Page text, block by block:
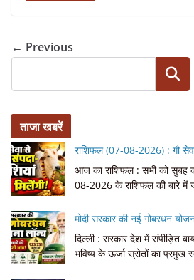
← Previous
Search
ताजा खबरें
राशिफल (07-08-2026) : गौ
आज का राशिफल : सभी को सुबह
08-2026 के राशिफल की बारे में
मोदी सरकार की नई गोबरधन
दिल्ली : सरकार देश में संपीड़ित
भविष्य के ऊर्जा स्रोतों का प्रमुख